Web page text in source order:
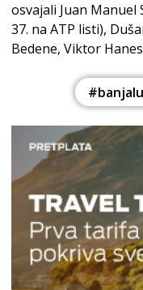
osvajali Juan
37. na ATP listi),
Bedene, Viktor